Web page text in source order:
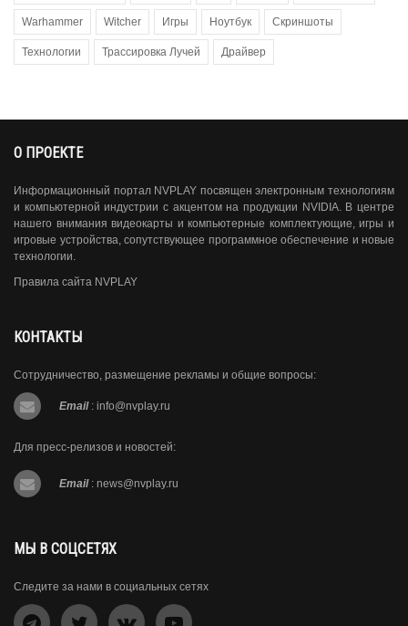
Warhammer Witcher Игры Ноутбук Скриншоты
Технологии Трассировка Лучей Драйвер
О ПРОЕКТЕ
Информационный портал NVPLAY посвящен электронным технологиям
и компьютерной индустрии с акцентом на продукции NVIDIA. В центре
нашего внимания видеокарты и компьютерные комплектующие, игры и
игровые устройства, сопутствующее программное обеспечение и новые
технологии.
Правила сайта NVPLAY
КОНТАКТЫ
Сотрудничество, размещение рекламы и общие вопросы:
Email : info@nvplay.ru
Для пресс-релизов и новостей:
Email : news@nvplay.ru
МЫ В СОЦСЕТЯХ
Следите за нами в социальных сетях